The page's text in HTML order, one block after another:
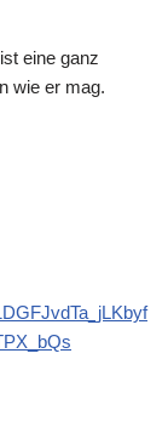
eine ganz
wie er mag.